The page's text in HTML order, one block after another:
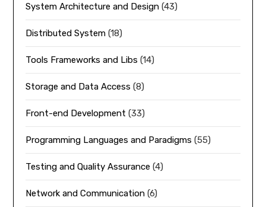
System Architecture and Design (43)
Distributed System (18)
Tools Frameworks and Libs (14)
Storage and Data Access (8)
Front-end Development (33)
Programming Languages and Paradigms (55)
Testing and Quality Assurance (4)
Network and Communication (6)